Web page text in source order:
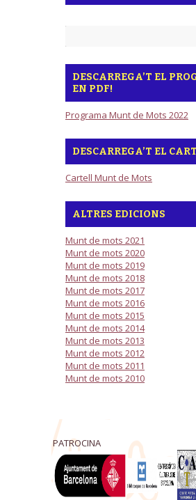
DESCARREGA’T EL
EN PDF!
Programa Munt de Mots 2022
DESCARREGA’T EL
Cartell Munt de Mots
ALTRES EDICIONS
Munt de mots 2021
Munt de mots 2020
Munt de mots 2019
Munt de mots 2018
Munt de mots 2017
Munt de mots 2016
Munt de mots 2015
Munt de mots 2014
Munt de mots 2013
Munt de mots 2012
Munt de mots 2011
Munt de mots 2010
PATROCINA